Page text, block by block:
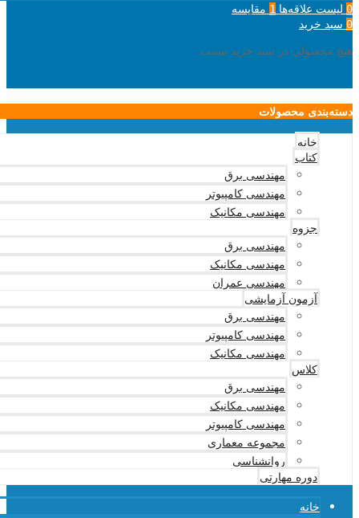
0 لیست علاقه‌ها 1 مقایسه
0 سبد خرید
هیچ محصولی در سبد خرید نیست.
دسته‌بندی محصولات
خانه
کتاب
مهندسی برق
مهندسی کامپیوتر
مهندسی مکانیک
جزوه
مهندسی برق
مهندسی مکانیک
مهندسی عمران
آزمون آزمایشی
مهندسی برق
مهندسی کامپیوتر
مهندسی مکانیک
کلاس
مهندسی برق
مهندسی مکانیک
مهندسی کامپیوتر
مجموعه معماری
روانشناسی
دوره مهارتی
خانه